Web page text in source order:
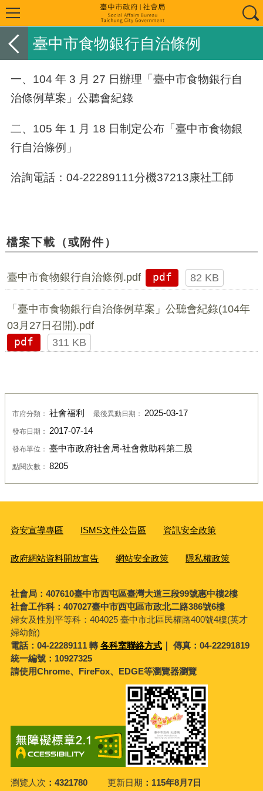
臺中市食物銀行自治條例
一、104 年 3 月 27 日辦理「臺中市食物銀行自
治條例草案」公聽會紀錄
二、105 年 1 月 18 日制定公布「臺中市食物銀
行自治條例 」
洽詢電話：04-22289111分機37213康社工師
檔案下載（或附件）
臺中市食物銀行自治條例.pdf pdf 82 KB
「臺中市食物銀行自治條例草案」公聽會紀錄(104年
03月27日召開).pdf
pdf
311 KB
市府分類： 社會福利 最後異動日期： 2025-03-17
發布日期： 2017-07-14
發布單位： 臺中市政府社會局‧社會救助科第二股
點閱次數： 8205
資安宣導專區 ISMS文件公告區 資訊安全政策
政府網站資料開放宣告 網站安全政策 隱私權政策
社會局：407610臺中市西屯區臺灣大道三段99號惠中樓2樓
社會工作科：407027臺中市西屯區市政北二路386號6樓
婦女及性別平等科： 404025 臺中市北區民權路400號4樓(英才
婦幼館)
電話：04-22289111 轉各科室聯絡方式｜ 傳真：04-22291819
統一編號：10927325
請使用Chrome、FireFox、EDGE等瀏覽器瀏覽
瀏覽人次 4321780 更新日期 115年8月7日